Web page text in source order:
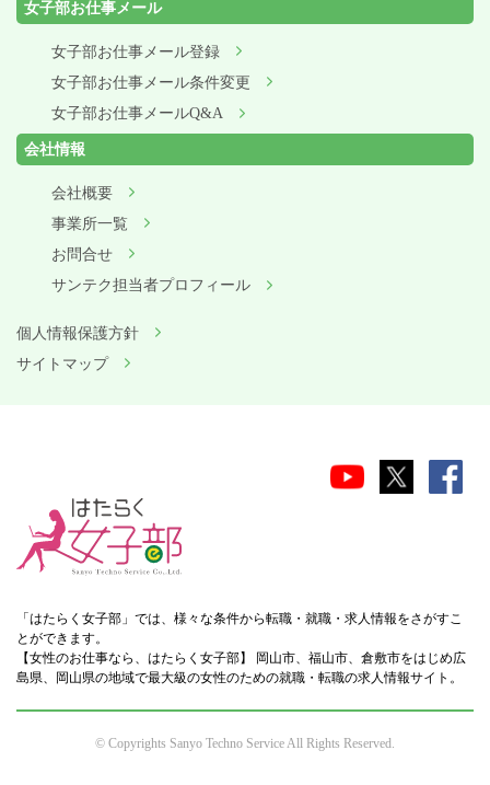
女子部お仕事メール
女子部お仕事メール登録
女子部お仕事メール条件変更
女子部お仕事メールQ&A
会社情報
会社概要
事業所一覧
お問合せ
サンテク担当者プロフィール
個人情報保護方針
サイトマップ
「はたらく女子部」では、様々な条件から転職・就職・求人情報をさがすこ
とができます。
【女性のお仕事なら、はたらく女子部】 岡山市、福山市、倉敷市をはじめ広
島県、岡山県の地域で最大級の女性のための就職・転職の求人情報サイト。
© Copyrights Sanyo Techno Service All Rights Reserved.